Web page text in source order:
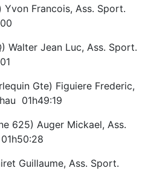
Francois, Ass. Sport.
Walter Jean Luc, Ass. Sport.
Gte) Figuiere Frederic,
01h49:19
625) Auger Mickael, Ass.
Guillaume, Ass. Sport.